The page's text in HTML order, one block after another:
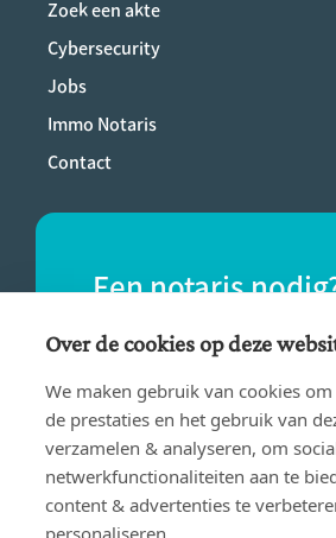
Zoek een akte
Cybersecurity
Jobs
Immo Notaris
Contact
Een notaris
Vind eenvoudig een notaris
buurt.
VIND EEN NOTARIS
Over de cookies op deze
We maken gebruik van cookies
de prestaties en het gebruik van
verzamelen & analyseren, om
netwerkfunctionaliteiten aan te
content & advertenties te
personaliseren.